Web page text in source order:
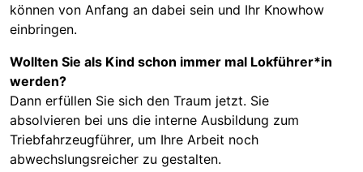
können von Anfang an dabei sein und Ihr Knowhow
einbringen.
Wollten Sie als Kind schon immer mal Lokführer*in
werden?
Dann erfüllen Sie sich den Traum jetzt. Sie
absolvieren bei uns die interne Ausbildung zum
Triebfahrzeugführer, um Ihre Arbeit noch
abwechslungsreicher zu gestalten.